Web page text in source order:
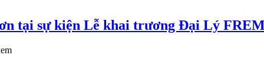
tại sự kiện Lễ khai trương Đại Lý